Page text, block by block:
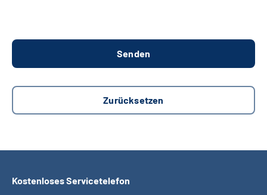
Kostenloses Servicetelefon